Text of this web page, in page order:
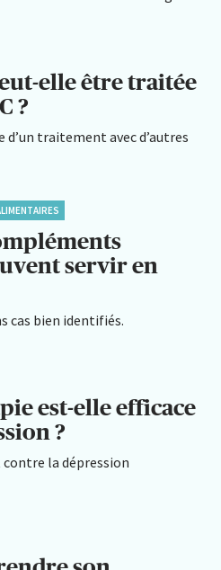
elle être traitée
?
d’un traitement avec d’autres
servir en
cas bien identifiés.
est-elle efficace
?
la dépression